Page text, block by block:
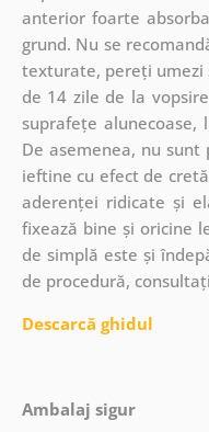
anterior foarte
grund. Nu se
texturate, pereți umezi
de 14 zile de la
suprafețe alunecoase,
De asemenea, nu
ieftine cu efect de
aderenței ridicate și
fixează bine și oricine
de simplă este și
de procedură,
Descarcă ghidul
Ambalaj sigur